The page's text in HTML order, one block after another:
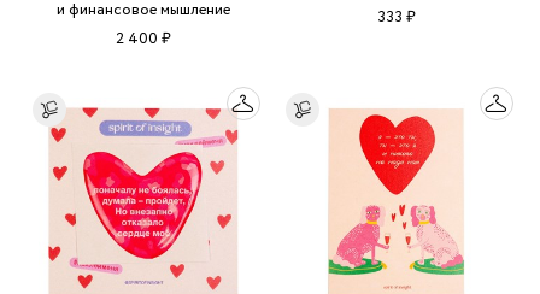
и финансовое мышление
2 400 ₽
333 ₽